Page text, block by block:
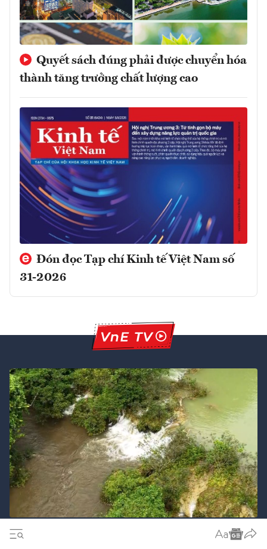
Quyết sách đúng phải được chuyển hóa
thành tăng trưởng chất lượng cao
Đón đọc Tạp chí Kinh tế Việt Nam số
31-2026
Thanh Hóa khẩn trương làm rõ